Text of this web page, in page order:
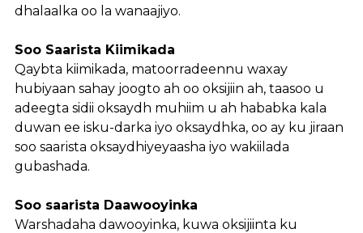
dhalaalka oo la wanaajiyo.
Soo Saarista Kiimikada
Qaybta kiimikada, matoorradeennu waxay
hubiyaan sahay joogto ah oo oksijiin ah, taasoo u
adeegta sidii oksaydh muhiim u ah hababka kala
duwan ee isku-darka iyo oksaydhka, oo ay ku jiraan
soo saarista oksaydhiyeyaasha iyo wakiilada
gubashada.
Soo saarista Daawooyinka
Warshadaha dawooyinka, kuwa oksijiinta ku